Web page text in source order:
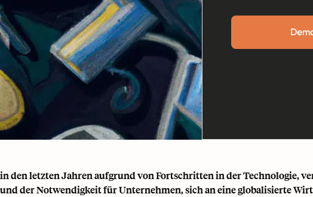
den letzten Jahren aufgrund von Fortschritten in der Technologie,
der Notwendigkeit für Unternehmen, sich an eineglobalisierte